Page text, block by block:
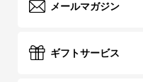
メールマガジン
ギフトサービス